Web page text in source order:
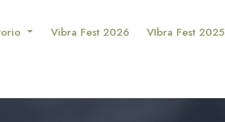
Vibra Fest 2026 VIbra Fest 2025